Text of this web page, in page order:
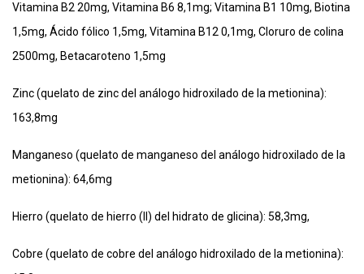
Vitamina B2 20mg, Vitamina B6 8,1mg; Vitamina B1 10mg, Biotina
1,5mg, Ácido fólico 1,5mg, Vitamina B12 0,1mg, Cloruro de colina
2500mg, Betacaroteno 1,5mg
Zinc (quelato de zinc del análogo hidroxilado de la metionina):
163,8mg
Manganeso (quelato de manganeso del análogo hidroxilado de la
metionina): 64,6mg
Hierro (quelato de hierro (II) del hidrato de glicina): 58,3mg,
Cobre (quelato de cobre del análogo hidroxilado de la metionina):